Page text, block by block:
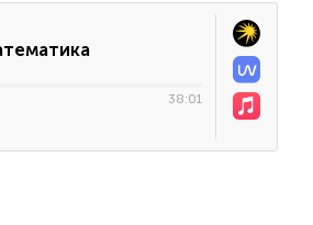
38:01